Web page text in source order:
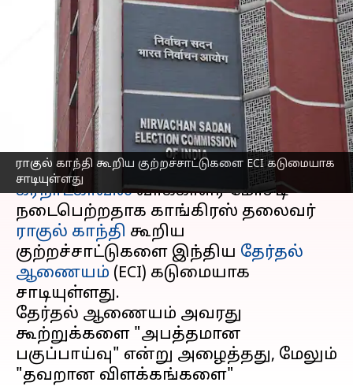
ராகுல் காந்தி கூறிய குற்றச்சாட்டுகளை ECI கடுமையாக
சாடியுள்ளது
'அபத்தமானது': ராகுல்
காந்தியின் வாக்காளர்
மோசடி குற்றச்சாட்டுகளை
சாடிய தேர்தல் ஆணையம்
எழுதியவர் Venkatalakshmi V 02:56 pm
செய்தி முன்னோட்டம்
கர்நாடகாவில்வாக்காளர் மோசடி
நடைபெற்றதாக காங்கிரஸ் தலைவர்
ராகுல் காந்தி கூறிய
குற்றச்சாட்டுகளை இந்திய தேர்தல்
ஆணையம் (ECI) கடுமையாக
சாடியுள்ளது.
தேர்தல் ஆணையம் அவரது
கூற்றுக்களை "அபத்தமான
பகுப்பாய்வு" என்று அழைத்தது, மேலும்
"தவறான விளக்கங்களை"